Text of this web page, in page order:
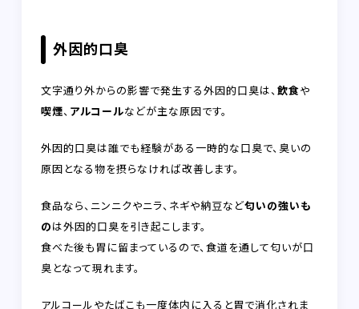
外因的口臭
文字通り外からの影響で発生する外因的口臭は、飲食や
喫煙、 アルコールなどが主な原因です。
外因的口臭は誰でも経験がある一時的な口臭で、臭いの
原因となる物を摂らなければ改善します。
食品なら、ニンニクやニラ、ネギや納豆など匂いの強いも
のは外因的口臭を引き起こします。
食べた後も胃に留まっているので、食道を通して匂いが口
臭となって現れます。
アルコールやたばこも一度体内に入ると胃で消化されま